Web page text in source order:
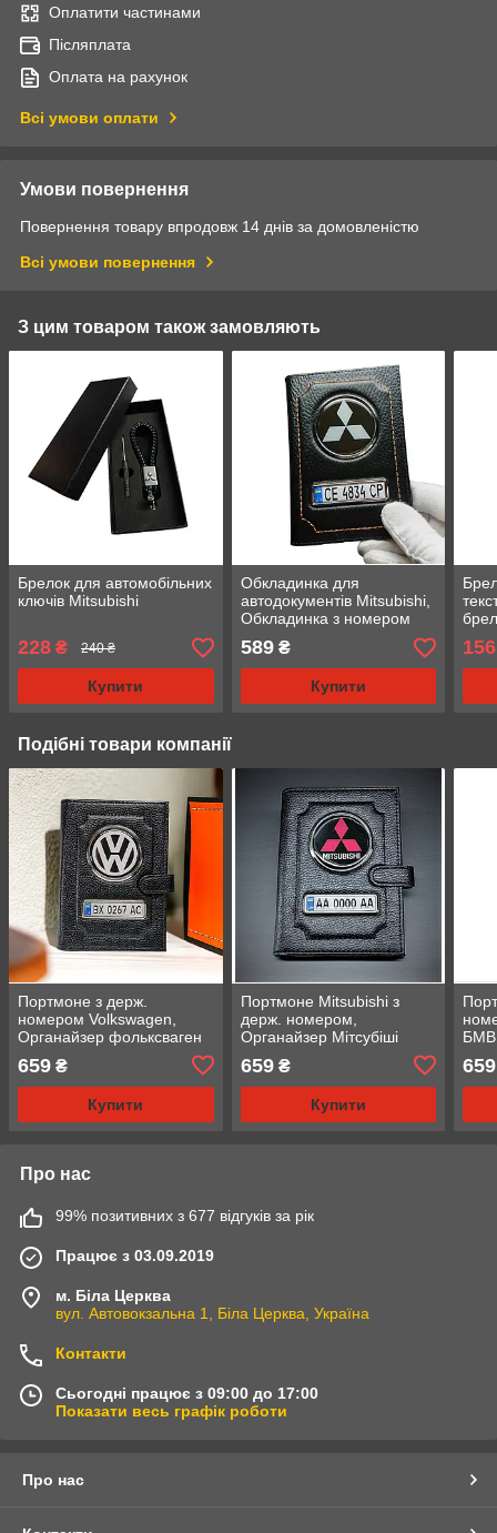
Оплатити частинами
Післяплата
Оплата на рахунок
Всі умови оплати
Умови повернення
Повернення товару впродовж 14 днів за домовленістю
Всі умови повернення
З цим товаром також замовляють
Брелок для автомобільних
ключів Mitsubishi
228 ₴ 240 ₴
Купити
Обкладинка для
автодокументів Mitsubishi,
Обкладинка з номером
авто Мітсубісі
589₴
Купити
Подібні товари компанії
Портмоне з держ.
номером Volkswagen,
Органайзер фольксваген
659 ₴
Купити
Портмоне Mitsubishi з
держ. номером,
Органайзер Мітсубіші
659₴
Купити
659
Про нас
99% позитивних з 677 відгуків за рік
Працює з 03.09.2019
м. Біла Церква
вул. Автовокзальна 1, Біла Церква, Україна
Контакти
Сьогодні працює з 09:00 до 17:00
Показати весь графік роботи
Про нас